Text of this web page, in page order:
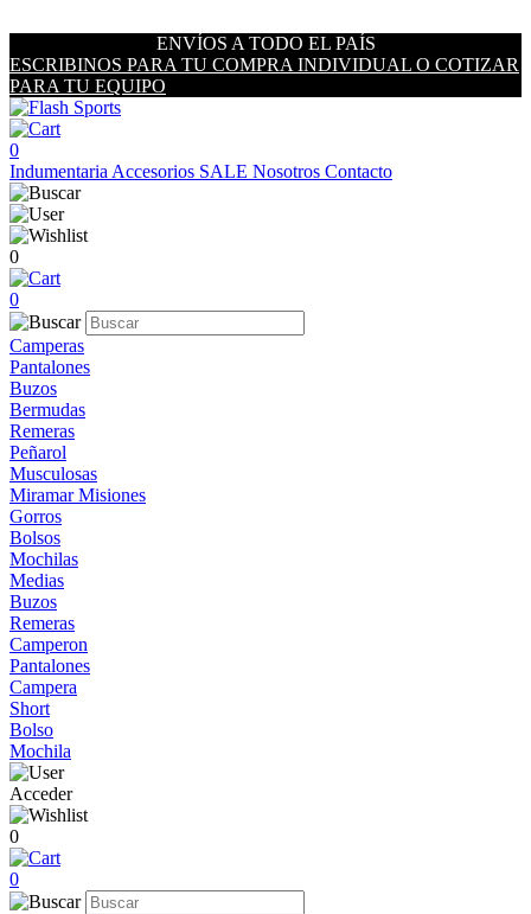
ENVÍOS A TODO EL PAÍS
ESCRIBINOS PARA TU COMPRA INDIVIDUAL O COTIZAR
PARA TU EQUIPO
0
Indumentaria Accesorios SALE Nosotros Contacto
0
0
Camperas
Pantalones
Buzos
Bermudas
Remeras
Peñarol
Musculosas
Miramar Misiones
Gorros
Bolsos
Mochilas
Medias
Buzos
Remeras
Camperon
Pantalones
Campera
Short
Bolso
Mochila
Acceder
0
0